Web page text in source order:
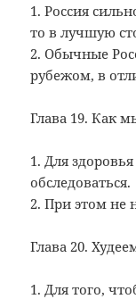
1. Россия
то в лучшую
2. Обычные
рубежом, в
Глава 19. Как
1. Для
обследоваться.
2. При этом не
Глава 20.
1. Для того,